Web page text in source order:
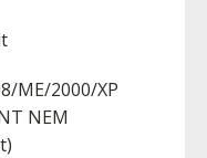
ME/2000/XP
NEM